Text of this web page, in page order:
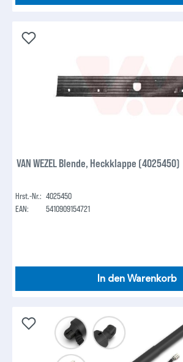
VAN WEZEL Blende, Heckklappe (4025450)
Hrst.-Nr.: 4025450
EAN:
5410909154721
In den Warenkorb